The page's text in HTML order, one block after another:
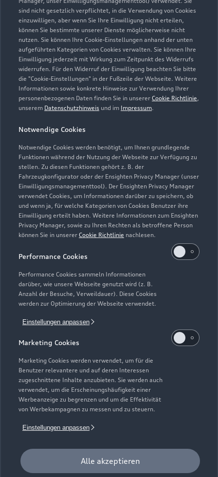
sind nicht gesetzlich verpflichtet, in die Verwendung von Cookies
einzuwilligen, aber wenn Sie Ihre Einwilligung nicht erteilen,
können Sie bestimmte unserer Dienste möglicherweise nicht
nutzen. Sie können Ihre Cookie-Einstellungen anhand der unten
aufgeführten Kategorien von Cookies verwalten. Sie können Ihre
Einwilligung jederzeit mit Wirkung zum Zeitpunkt des Widerrufs
widerrufen. Für den Widerruf der Einwilligung beachten Sie bitte
die "Cookie-Einstellungen" in der Fußzeile der Webseite. Weitere
Informationen sowie konkrete Hinweise zur Verwendung Ihrer
personenbezogenen Daten finden Sie in unserer Cookie Richtlinie,
unserem Datenschutzhinweis und im Impressum.
Notwendige Cookies
Notwendige Cookies werden benötigt, um Ihnen grundlegende
Funktionen während der Nutzung der Webseite zur Verfügung zu
stellen. Zu diesen Funktionen gehört z. B. der
Fahrzeugkonfigurator oder der Ensighten Privacy Manager (unser
Einwilligungsmanagementtool). Der Ensighten Privacy Manager
verwendet Cookies, um Informationen darüber zu speichern, ob
und wenn ja, für welche Kategorien von Cookies Benutzer ihre
Einwilligung erteilt haben. Weitere Informationen zum Ensighten
Privacy Manager, sowie zu Ihren Rechten als betroffene Person
können Sie in unserer Cookie Richtlinie nachlesen.
Performance Cookies
Performance Cookies sammeln Informationen
darüber, wie unsere Webseite genutzt wird (z. B.
Anzahl der Besuche, Verweildauer). Diese Cookies
werden zur Optimierung der Webseite verwendet.
Einstellungen anpassen
Marketing Cookies
Marketing Cookies werden verwendet, um für die
Benutzer relevantere und auf deren Interessen
zugeschnittene Inhalte anzubieten. Sie werden auch
verwendet, um die Erscheinungshäufigkeit einer
Werbeanzeige zu begrenzen und um die Effektivität
von Werbekampagnen zu messen und zu steuern.
Einstellungen anpassen
Alle akzeptieren
Öffnungszeiten
Verkauf
Geschlossen, öffnet am Montag 09:00
Service
Geschlossen,öffnet amMontag 07:00
Teile & Zubehörverkauf
Geschlossen,öffnet am Montag 07:30
Zurück nach oben
Modelle
Elektromodelle
Plug-in-Hybride
Neuwagensuche
Gebrauchtwagensuche
Geschäftskunden
Service & Zubehör
Saisonale Angebote
Audi Services
Garantie
Audi digital services
myAudi
Support
Audi Code
Häufige Fragen (FAQ)
Audi Online Beratung
Online-Terminvereinbarung
Servicekontakt
Bordbuch & Bedienungsanleitungen
Über Audi
Unternehmen
Karriere
Investor Relations
Audi erleben
© 2026 AUDI AG. Alle Rechte vorbehalten
Impressum Rechtliches
Cookie-Richtlinie
Digital Services Act
EU Data Act